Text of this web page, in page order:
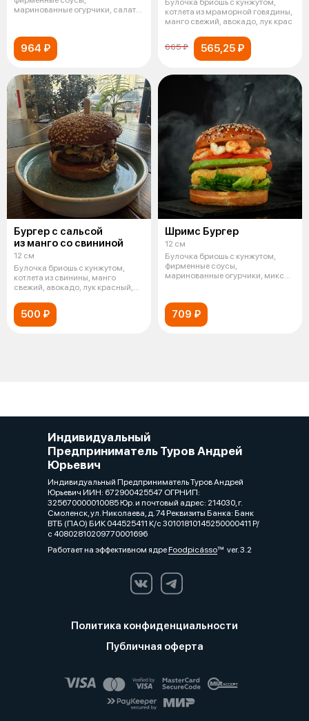
маринованные огурчики, салат
964 ₽
котлета из мраморной говядины,
манго свежий, авокадо, лук крас
665 ₽ 565,25 ₽
Бургер с сальсой
из манго со свининой
12 см
Булочка бриошь с кунжутом,
котлета из свинины, манго
свежий, авокадо, лук красный,
500 ₽
Шримс Бургер
12 см
Булочка бриошь с кунжутом,
фирменные соусы,
маринованные огурчики, микс
709 ₽
Индивидуальный
Предприниматель Туров Андрей
Юрьевич
Индивидуальный Предприниматель Туров Андрей
Юрьевич ИИН: 672900425547 ОГРНИП:
325670000010085 Юр. и почтовый адрес: 214030, г.
Смоленск, ул. Николаева, д. 74 Реквизиты Банка: Банк
ВТБ (ПАО) БИК 044525411 К/с 30101810145250000411 Р/
с 40802810209770001696
Работает на эффективном ядреFoodpicássover. 3.2
Политика конфиденциальности
Публичная оферта